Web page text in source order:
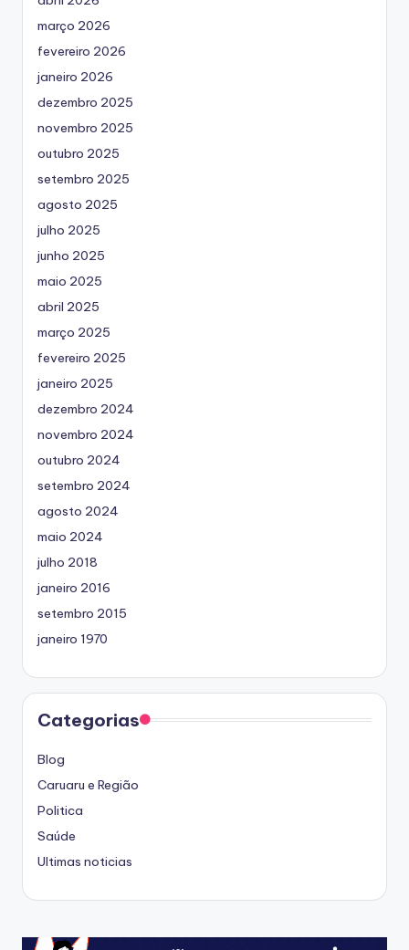
março 2026
fevereiro 2026
janeiro 2026
dezembro 2025
novembro 2025
outubro 2025
setembro 2025
agosto 2025
julho 2025
junho 2025
maio 2025
abril 2025
março 2025
fevereiro 2025
janeiro 2025
dezembro 2024
novembro 2024
outubro 2024
setembro 2024
agosto 2024
maio 2024
julho 2018
janeiro 2016
setembro 2015
janeiro 1970
Categorias
Blog
Caruaru e Região
Politica
Saúde
Ultimas noticias